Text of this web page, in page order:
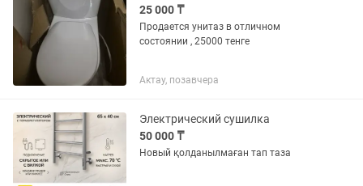
25 000 ₸
Продается унитаз в отличном
состоянии , 25000 тенге
Актау, позавчера
Электрический сушилка
50 000 ₸
Новый қолданылмаған тап таза